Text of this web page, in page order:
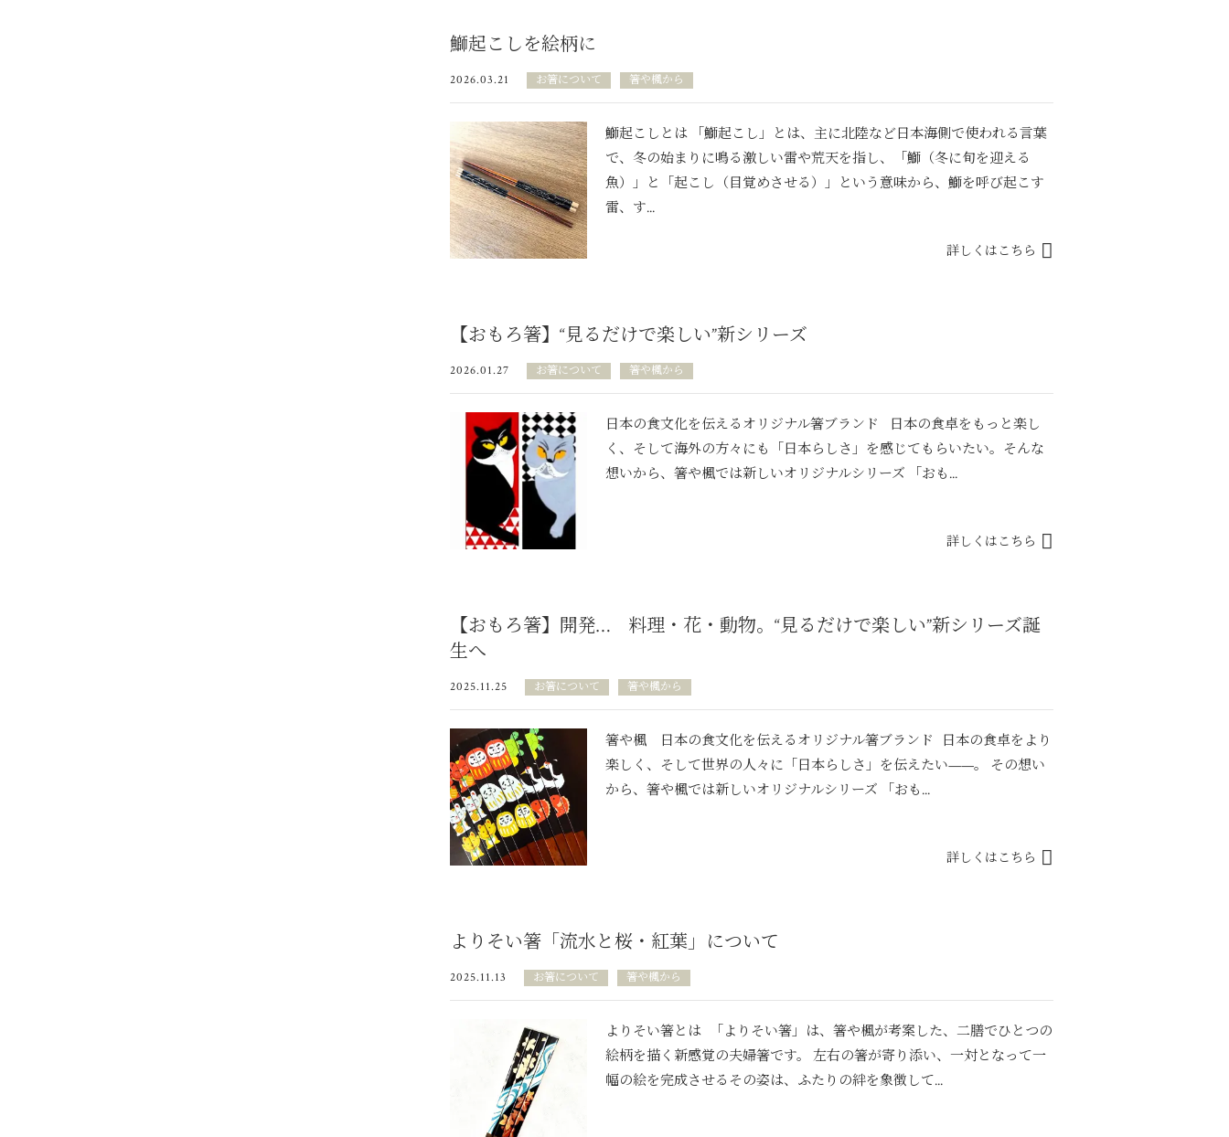
鰤起こしを絵柄に
2026.03.21 お箸について 箸や楓から
鰤起こしとは 「鰤起こし」とは、主に北陸など日本海側で使われる言葉
で、冬の始まりに鳴る激しい雷や荒天を指し、「鰤（冬に旬を迎える
魚）」と「起こし（目覚めさせる）」という意味から、鰤を呼び起こす
雷、す...
詳しくはこちら
【おもろ箸】“見るだけで楽しい”新シリーズ
2026.01.27 お箸について 箸や楓から
日本の食文化を伝えるオリジナル箸ブランド 日本の食卓をもっと楽し
く、そして海外の方々にも「日本らしさ」を感じてもらいたい。そんな
想いから、箸や楓では新しいオリジナルシリーズ 「おも...
詳しくはこちら
【おもろ箸】開発… 料理・花・動物。“見るだけで楽しい”新シリーズ誕
生へ
2025.11.25 お箸について 箸や楓から
箸や楓 日本の食文化を伝えるオリジナル箸ブランド 日本の食卓をより
楽しく、そして世界の人々に「日本らしさ」を伝えたい——。 その想い
から、箸や楓では新しいオリジナルシリーズ 「おも...
詳しくはこちら
よりそい箸「流水と桜・紅葉」について
2025.11.13 お箸について 箸や楓から
よりそい箸とは 「よりそい箸」は、箸や楓が考案した、二膳でひとつの
絵柄を描く新感覚の夫婦箸です。 左右の箸が寄り添い、一対となって一
幅の絵を完成させるその姿は、ふたりの絆を象徴して...